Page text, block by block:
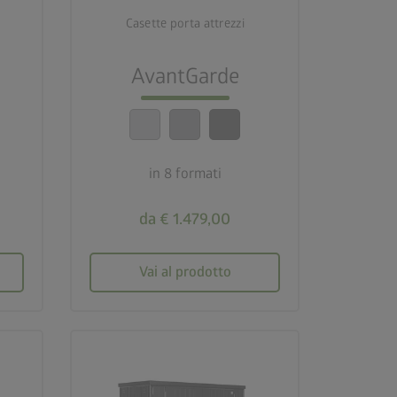
Casette porta attrezzi
AvantGarde
in 8 formati
da € 1.479,00
Vai al prodotto
deployed_code
lock_person
elevatissimi
calendar_month